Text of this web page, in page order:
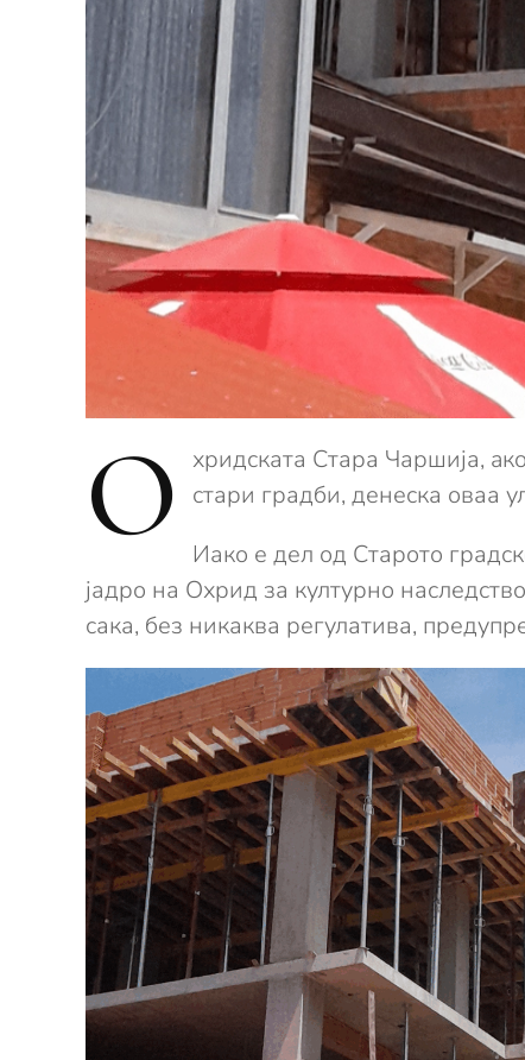
О
хридската Стара Чаршија,
стари градби, денеска оваа
Иако е дел од Старото
јадро на Охрид за културно
сака, без никаква регулатива,